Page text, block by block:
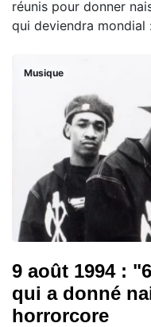
réunis pour donner
qui deviendra mondial
Musique
9 août 1994 :
qui a donné
horrorcore